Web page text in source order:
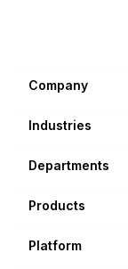
Company
Industries
Departments
Products
Platform